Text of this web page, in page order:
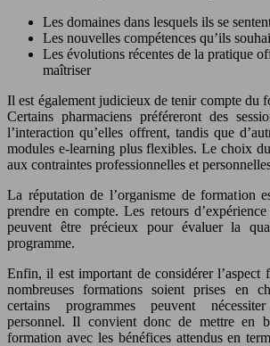
Les domaines dans lesquels ils se
Les nouvelles compétences qu’ils
Les évolutions récentes de la pratique
maîtriser
Il est également judicieux de tenir compte du
Certains pharmaciens préféreront des
l’interaction qu’elles offrent, tandis que
modules e-learning plus flexibles. Le choix
aux contraintes professionnelles et
La réputation de l’organisme de formation
prendre en compte. Les retours d’expérience
peuvent être précieux pour évaluer la
programme.
Enfin, il est important de considérer l’aspect
nombreuses formations soient prises en
certains programmes peuvent
personnel. Il convient donc de mettre en
formation avec les bénéfices attendus en